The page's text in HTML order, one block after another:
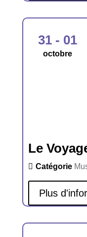
31 - 01
octobre
Le
Catégorie
Plus